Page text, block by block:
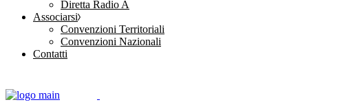
Diretta Radio A
Associarsi
Convenzioni Territoriali
Convenzioni Nazionali
Contatti